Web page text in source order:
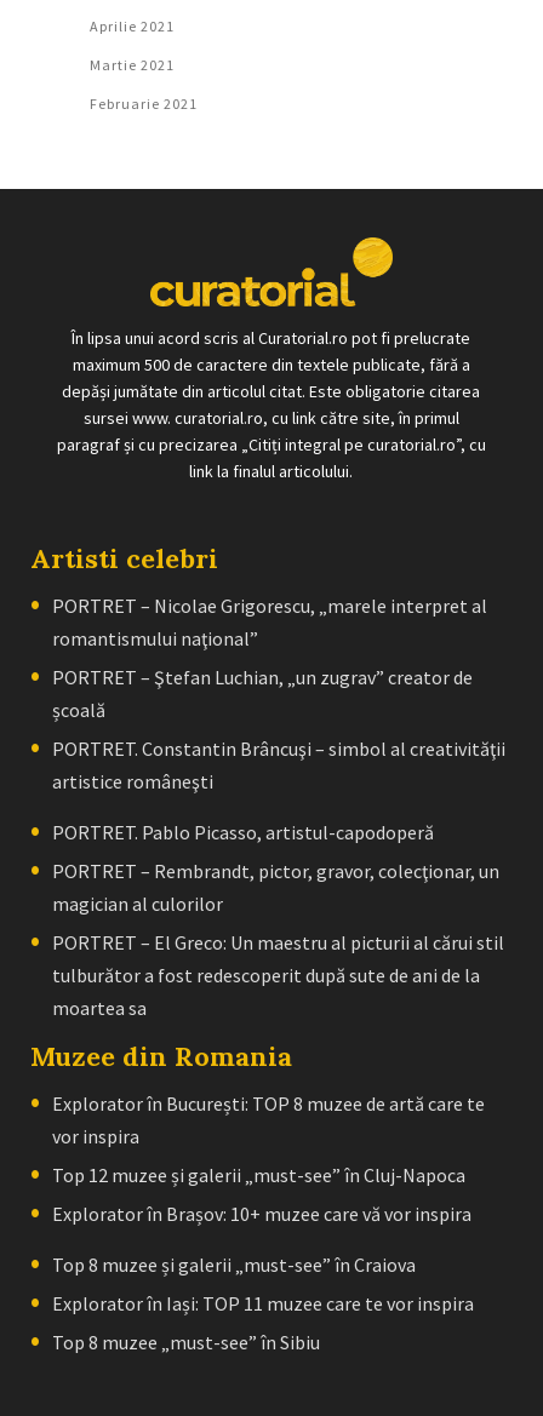
Aprilie 2021
Martie 2021
Februarie 2021
În lipsa unui acord scris al Curatorial.ro pot fi prelucrate
maximum 500 de caractere din textele publicate, fără a
depăși jumătate din articolul citat. Este obligatorie citarea
sursei www. curatorial.ro, cu link către site, în primul
paragraf și cu precizarea „Citiți integral pe curatorial.ro”, cu
link la finalul articolului.
Artisti celebri
PORTRET – Nicolae Grigorescu, „marele interpret al
romantismului naţional”
PORTRET – Ştefan Luchian, „un zugrav” creator de
școală
PORTRET. Constantin Brâncuşi – simbol al creativităţii
artistice româneşti
PORTRET. Pablo Picasso, artistul-capodoperă
PORTRET – Rembrandt, pictor, gravor, colecţionar, un
magician al culorilor
PORTRET – El Greco: Un maestru al picturii al cărui stil
tulburător a fost redescoperit după sute de ani de la
moartea sa
Muzee din Romania
Explorator în București: TOP 8 muzee de artă care te
vor inspira
Top 12 muzee și galerii „must-see” în Cluj-Napoca
Explorator în Brașov: 10+ muzee care vă vor inspira
Top 8 muzee și galerii „must-see” în Craiova
Explorator în Iași: TOP 11 muzee care te vor inspira
Top 8 muzee „must-see” în Sibiu